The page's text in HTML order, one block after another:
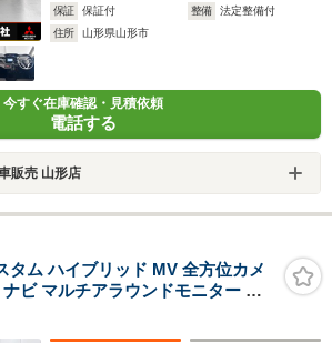
保証
保証付 整備
法定整備付
住所
山形県山形市
今すぐ在庫確認・見積依頼
電話する
販売 山形店
ム ハイブリッド MV 全方位カメ
ビ マルチアラウンドモニター 両
前席ウォークスルー 横滑り防止
スト 衝突被害軽減ブレーキ